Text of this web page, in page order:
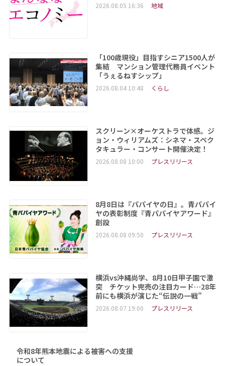
2026.08.05 16:36 地域
「100歳現役」目指すシニア1500人が
集結 マンション管理代務員イベント
「うぇるねすシップ」
2026.08.04 10:48 くらし
スクリーン×オーケストラで体感。ジ
ョン・ウィリアムズ：シネマ・スペク
タキュラー・コンサート開催決定！
2026.08.08 10:00 プレスリリース
8月8日は『パパイヤの日』。青パパイ
ヤの表彰制度『青パパイヤアワード』
創設
2026.08.08 09:50 プレスリリース
横浜vs沖縄尚学、8月10日甲子園で激
突 チケット完売の注目カード…28年
前にも横浜が演じた“伝説の一戦”
2026.08.07 19:00 プレスリリース
令和8年熊本地震による被害への支援
について